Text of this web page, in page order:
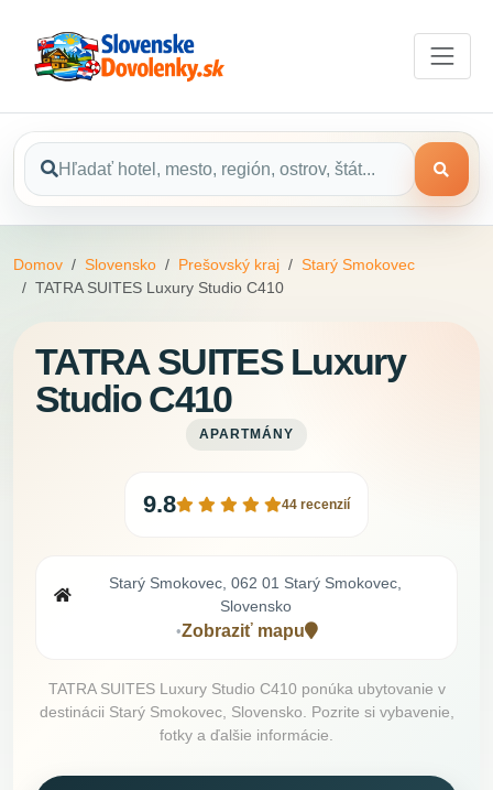
Domov Slovensko Prešovský kraj
Starý Smokovec
TATRA SUITES Luxury Studio C410
TATRA SUITES Luxury
Studio C410
APARTMÁNY
9.8 44 recenzií
Starý Smokovec, 062 01 Starý Smokovec,
Slovensko
•Zobraziť mapu
TATRA SUITES Luxury Studio C410 ponúka ubytovanie v
destinácii Starý Smokovec, Slovensko. Pozrite si vybavenie,
fotky a ďalšie informácie.